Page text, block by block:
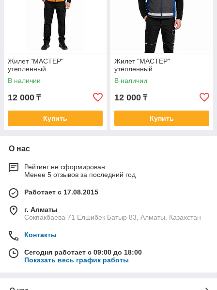
Жилет "МАСТЕР"
утепленный
В наличии
12 000 ₸
Купить
Жилет "МАСТЕР"
утепленный
В наличии
12 000 ₸
Купить
О нас
Рейтинг не сформирован
Менее 5 отзывов за последний год
Работает с 17.08.2015
г. Алматы
Сокпакбаева 71 Елшибек Батыр 83, Алматы, Казахстан
Контакты
Сегодня работает с 09:00 до 18:00
Показать весь график работы